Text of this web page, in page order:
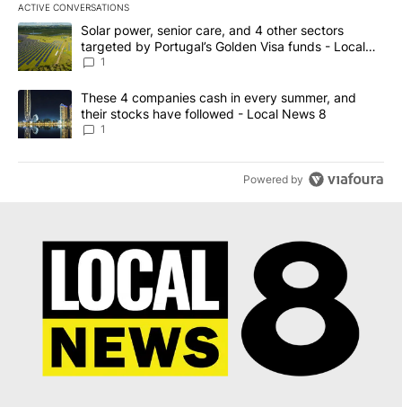
ACTIVE CONVERSATIONS
The following is a list of the most commented articles in the last
A trending article titled "Solar power, senior care, and 4 other
Solar power, senior care, and 4 other sectors
targeted by Portugal’s Golden Visa funds - Local
News 8
1
A trending article titled "These 4 companies cash in every
These 4 companies cash in every summer, and
their stocks have followed - Local News 8
1
Powered by